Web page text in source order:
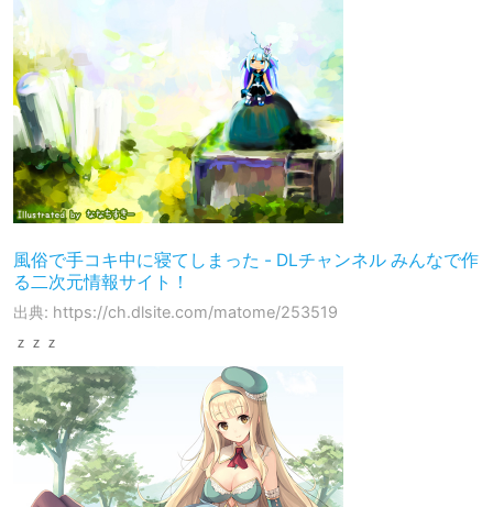
風俗で手コキ中に寝てしまった - DLチャンネル みんなで作
る二次元情報サイト！
出典: https://ch.dlsite.com/matome/253519
ｚｚｚ